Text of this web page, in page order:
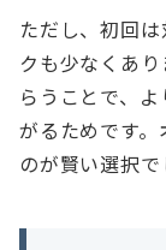
ただし、初回
クも少なくあ
らうことで、
がるためです
のが賢い選択で